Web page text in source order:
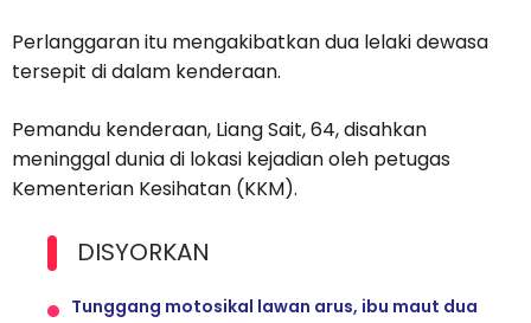
Perlanggaran itu mengakibatkan dua lelaki dewasa
tersepit di dalam kenderaan.
Pemandu kenderaan, Liang Sait, 64, disahkan
meninggal dunia di lokasi kejadian oleh petugas
Kementerian Kesihatan (KKM).
DISYORKAN
Tunggang motosikal lawan arus, ibu maut dua